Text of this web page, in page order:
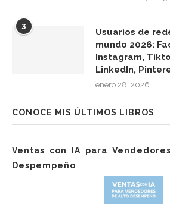
3
Usuarios de
mundo 2026:
Instagram,
LinkedIn,
enero 28, 2026
CONOCE MIS ÚLTIMOS LIBROS
Ventas con IA para
Despempeño